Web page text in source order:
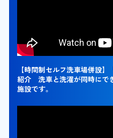
【時間制セルフ洗車場併設
紹介 洗車と洗濯が同時にで
施設です。